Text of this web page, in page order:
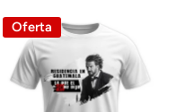
Oferta